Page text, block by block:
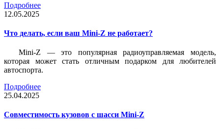
Подробнее
12.05.2025
Что делать, если ваш Mini-Z не работает?
Mini-Z — это популярная радиоуправляемая модель,
которая может стать отличным подарком для любителей
автоспорта.
Подробнее
25.04.2025
Совместимость кузовов с шасси Mini-Z